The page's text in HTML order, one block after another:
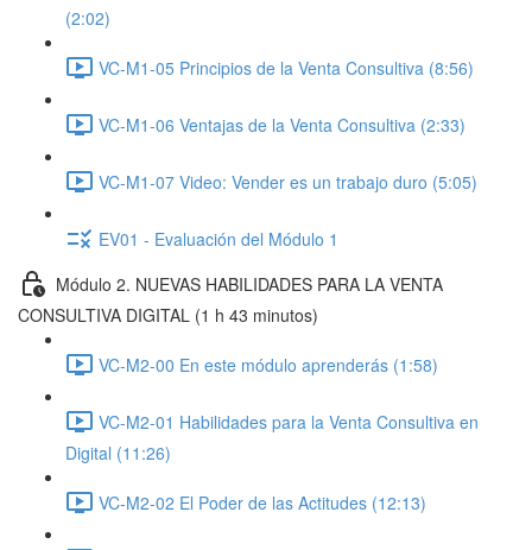
(2:02)
VC-M1-05 Principios de la Venta Consultiva (8:56)
VC-M1-06 Ventajas de la Venta Consultiva (2:33)
VC-M1-07 Video: Vender es un trabajo duro (5:05)
EV01 - Evaluación del Módulo 1
Módulo 2. NUEVAS HABILIDADES PARA LA VENTA
CONSULTIVA DIGITAL (1 h 43 minutos)
VC-M2-00 En este módulo aprenderás (1:58)
VC-M2-01 Habilidades para la Venta Consultiva en
Digital (11:26)
VC-M2-02 El Poder de las Actitudes (12:13)